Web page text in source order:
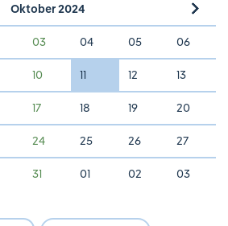
Oktober 2024 »
03 04 05 06
10 11 12 13
17 18 19 20
24 25 26 27
31 01 02 03